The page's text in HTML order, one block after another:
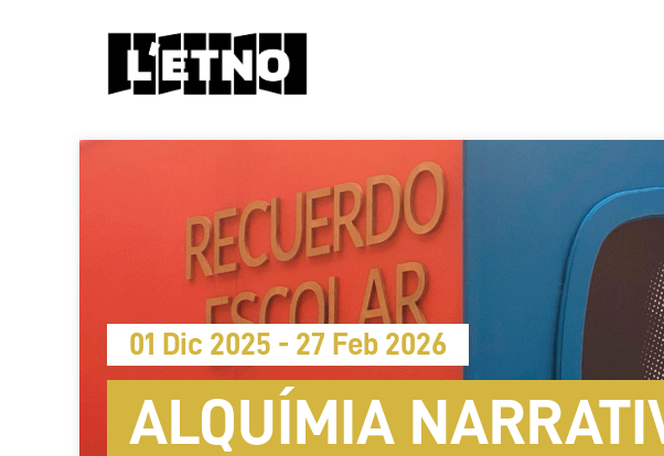
01 Dic 2025 - 27 Feb 2026
ALQUÍMIA